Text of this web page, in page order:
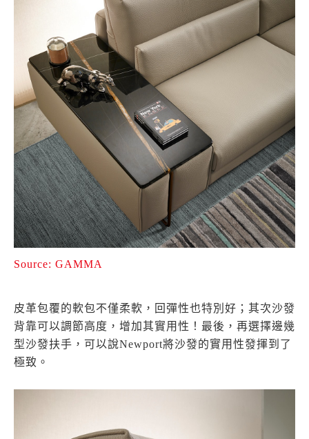
Source: GAMMA
皮革包覆的軟包不僅柔軟，回彈性也特別好；其次沙發
背靠可以調節高度，增加其實用性！最後，再選擇邊幾
型沙發扶手，可以說Newport將沙發的實用性發揮到了
極致。